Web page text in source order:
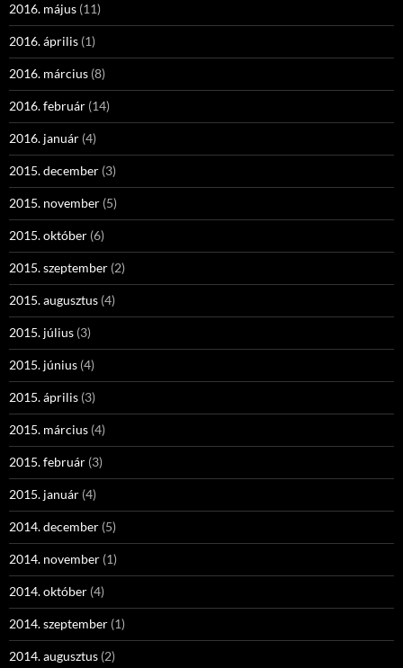
2016. május (11)
2016. április (1)
2016. március (8)
2016. február (14)
2016. január (4)
2015. december (3)
2015. november (5)
2015. október (6)
2015. szeptember (2)
2015. augusztus (4)
2015. július (3)
2015. június (4)
2015. április (3)
2015. március (4)
2015. február (3)
2015. január (4)
2014. december (5)
2014. november (1)
2014. október (4)
2014. szeptember (1)
2014. augusztus (2)